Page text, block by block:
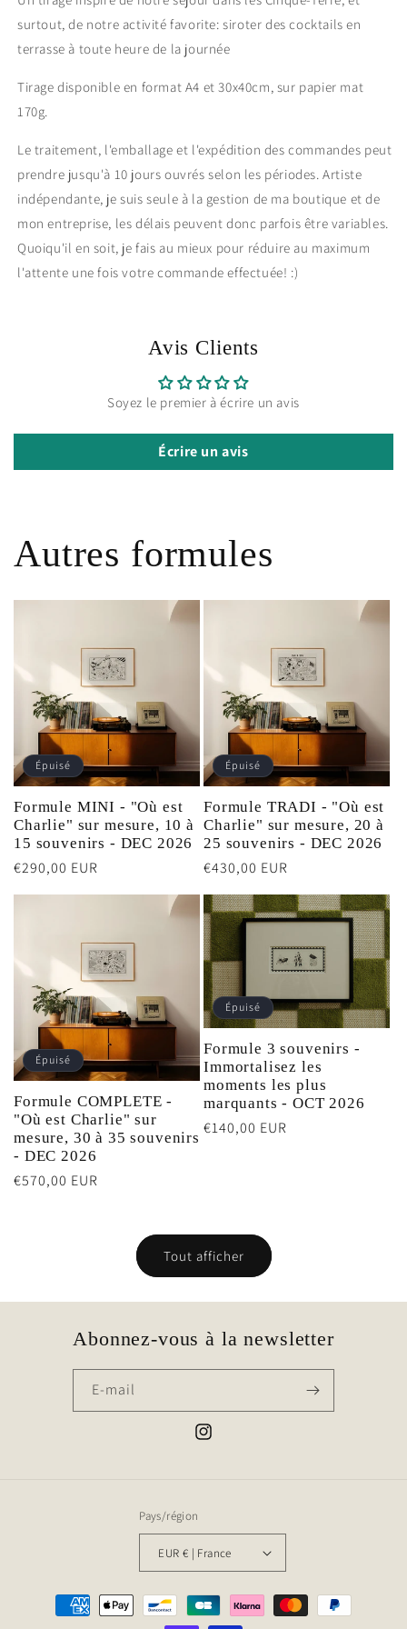
surtout, de notre activité favorite: siroter des cocktails en
terrasse à toute heure de la journée
Tirage disponible en format A4 et 30x40cm, sur papier mat
170g.
Le traitement, l'emballage et l'expédition des commandes peut
prendre jusqu'à 10 jours ouvrés selon les périodes. Artiste
indépendante, je suis seule à la gestion de ma boutique et de
mon entreprise, les délais peuvent donc parfois être variables.
Quoiqu'il en soit, je fais au mieux pour réduire au maximum
l'attente une fois votre commande effectuée! :)
Avis Clients
Soyez le premier à écrire un avis
Écrire un avis
Autres formules
Épuisé
Formule MINI - "Où est
Charlie" sur mesure, 10 à
15 souvenirs - DEC 2026
Prix
€290,00 EUR
Épuisé
Formule TRADI - "Où est
Charlie" sur mesure, 20 à
25 souvenirs - DEC 2026
Prix
€430,00 EUR
Épuisé
Formule COMPLETE -
"Où est Charlie" sur
mesure, 30 à 35 souvenirs
- DEC 2026
Prix
€570,00 EUR
Épuisé
Formule 3 souvenirs -
Immortalisez les
moments les plus
marquants - OCT 2026
Prix
€140,00 EUR
Tout afficher
Abonnez-vous à la newsletter
E-mail
Instagram
Pays/région
EUR € | France
Moyens